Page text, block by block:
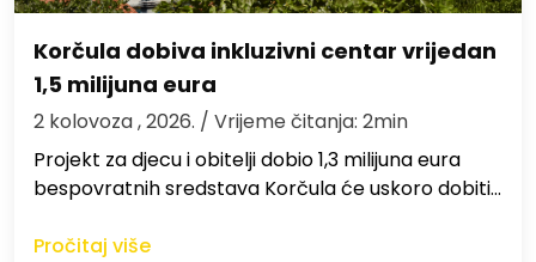
Korčula dobiva inkluzivni centar vrijedan
1,5 milijuna eura
2 kolovoza , 2026. / Vrijeme čitanja: 2min
Projekt za djecu i obitelji dobio 1,3 milijuna eura
bespovratnih sredstava Korčula će uskoro dobiti…
Pročitaj više